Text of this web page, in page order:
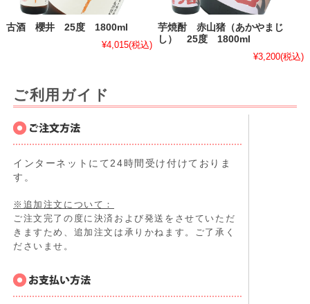
古酒 櫻井 25度 1800ml
¥4,015(税込)
芋焼酎 赤山猪（あかやまじ
し） 25度 1800ml
¥3,200(税込)
ご利用ガイド
インターネットにて24時間受け付けておりま
す。
※追加注文について：
ご注文完了の度に決済および発送をさせていただ
きますため、追加注文は承りかねます。ご了承く
ださいませ。